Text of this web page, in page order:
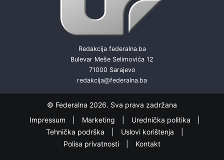
Redakcija federalna.ba
Bulevar Meše Selimovića 12
71000 Sarajevo
redakcija@federalna.ba
© Federalna 2026. Sva prava zadržana
Impressum
Marketing
Urednička politika
Tehnička podrška
Uslovi korištenja
Polisa privatnosti
Kontakt